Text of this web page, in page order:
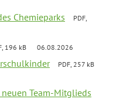
Chemieparks
PDF,
196 kB 06.08.2026
PDF, 257 kB
Team-Mitglieds